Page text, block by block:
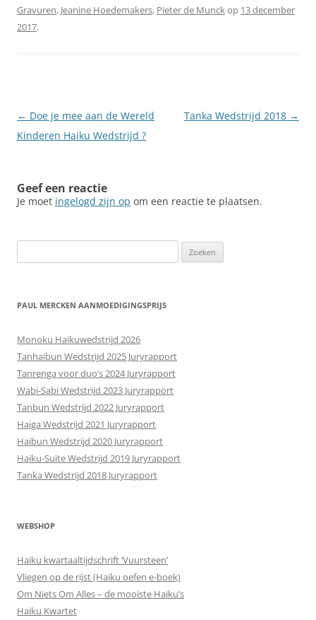
Gravuren, Jeanine Hoedemakers, Pieter de Munckop 13 december
2017.
Berichtnavigatie
← Doe je mee aan de Wereld
Kinderen Haiku Wedstrijd ?
Tanka Wedstrijd 2018 →
Geef een reactie
Je moet ingelogd zijn op om een reactie te plaatsen.
naar:
PAUL MERCKEN AANMOEDIGINGSPRIJS
Monoku Haikuwedstrijd 2026
Tanhaibun Wedstrijd 2025 Juryrapport
Tanrenga voor duo’s 2024 Juryrapport
Wabi-Sabi Wedstrijd 2023 Juryrapport
Tanbun Wedstrijd 2022 Juryrapport
Haiga Wedstrijd 2021 Juryrapport
Haibun Wedstrijd 2020 Juryrapport
Haiku-Suite Wedstrijd 2019 Juryrapport
Tanka Wedstrijd 2018 Juryrapport
WEBSHOP
Haiku kwartaaltijdschrift ‘Vuursteen’
Vliegen op de rijst (Haiku oefen e-boek)
Om Niets Om Alles – de mooiste Haiku’s
Haiku Kwartet